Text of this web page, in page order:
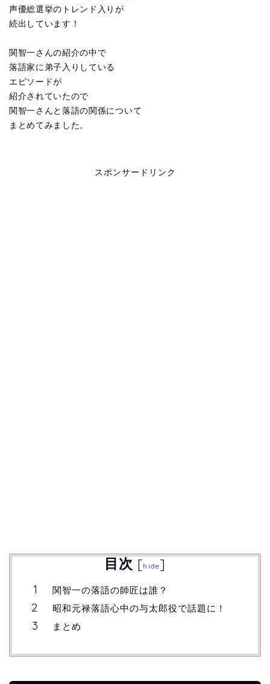
声優総選挙のトレンド入りが
続出しています！
関智一さんの紹介の中で
落語家に弟子入りしている
エピソードが
紹介されていたので
関智一さんと落語の関係について
まとめてみました。
スポンサードリンク
目次 [hide]
関智一の落語の師匠は誰？
昭和元禄落語心中の与太郎役で話題に！
まとめ